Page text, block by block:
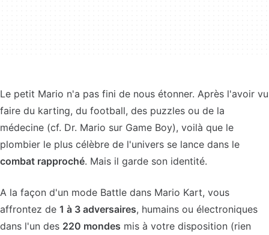
Le petit Mario n'a pas fini de nous étonner. Après l'avoir vu
faire du karting, du football, des puzzles ou de la
médecine (cf. Dr. Mario sur Game Boy), voilà que le
plombier le plus célèbre de l'univers se lance dans le
combat rapproché. Mais il garde son identité.
A la façon d'un mode Battle dans Mario Kart, vous
affrontez de 1 à 3 adversaires, humains ou électroniques
dans l'un des 220 mondes mis à votre disposition (rien